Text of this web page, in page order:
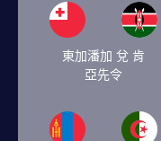
東加潘加 兌 肯
亞先令